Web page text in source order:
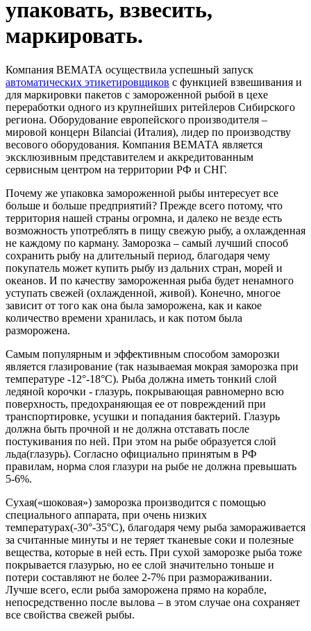
упаковать, взвесить,
маркировать.
Компания ВЕМАТА осуществила успешный запуск
автоматических этикетировщиков с функцией взвешивания и
для маркировки пакетов с замороженной рыбой в цехе
переработки одного из крупнейших ритейлеров Сибирского
региона. Оборудование европейского производителя –
мировой концерн Bilanciai (Италия), лидер по производству
весового оборудования. Компания ВЕМАТА является
эксклюзивным представителем и аккредитованным
сервисным центром на территории РФ и СНГ.
Почему же упаковка замороженной рыбы интересует все
больше и больше предприятий? Прежде всего потому, что
территория нашей страны огромна, и далеко не везде есть
возможность употреблять в пищу свежую рыбу, а охлажденная
не каждому по карману. Заморозка – самый лучший способ
сохранить рыбу на длительный период, благодаря чему
покупатель может купить рыбу из дальних стран, морей и
океанов. И по качеству замороженная рыба будет ненамного
уступать свежей (охлажденной, живой). Конечно, многое
зависит от того как она была заморожена, как и какое
количество времени хранилась, и как потом была
разморожена.
Самым популярным и эффективным способом заморозки
является глазирование (так называемая мокрая заморозка при
температуре -12°-18°С). Рыба должна иметь тонкий слой
ледяной корочки - глазурь, покрывающая равномерно всю
поверхность, предохраняющая ее от повреждений при
транспортировке, усушки и попадания бактерий. Глазурь
должна быть прочной и не должна отставать после
постукивания по ней. При этом на рыбе образуется слой
льда(глазурь). Согласно официально принятым в РФ
правилам, норма слоя глазури на рыбе не должна превышать
5-6%.
Сухая(«шоковая») заморозка производится с помощью
специального аппарата, при очень низких
температурах(-30°-35°С), благодаря чему рыба замораживается
за считанные минуты и не теряет тканевые соки и полезные
вещества, которые в ней есть. При сухой заморозке рыба тоже
покрывается глазурью, но ее слой значительно тоньше и
потери составляют не более 2-7% при размораживании.
Лучше всего, если рыба заморожена прямо на корабле,
непосредственно после вылова – в этом случае она сохраняет
все свойства свежей рыбы.